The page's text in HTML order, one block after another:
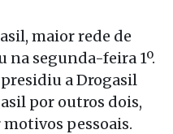
maior rede de
na segunda-feira 1º.
a Drogasil
por outros dois,
pessoais.